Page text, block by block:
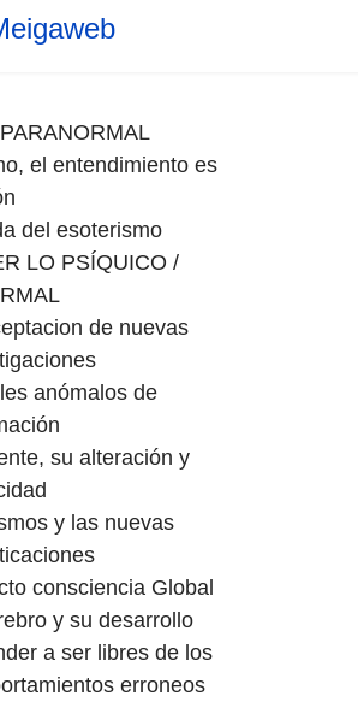
el entendimiento es
del esoterismo
LO PSÍQUICO /
de nuevas
anómalos de
su alteración y
y las nuevas
consciencia Global
y su desarrollo
a ser libres de los
erroneos